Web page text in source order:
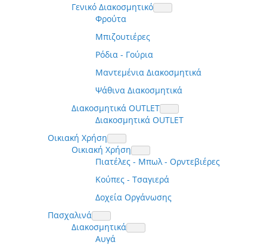
Γενικό Διακοσμητικό
Φρούτα
Μπιζουτιέρες
Ρόδια - Γούρια
Μαντεμένια Διακοσμητικά
Ψάθινα Διακοσμητικά
Διακοσμητικά OUTLET
Διακοσμητικά OUTLET
Οικιακή Χρήση
Οικιακή Χρήση
Πιατέλες - Μπωλ - Ορντεβιέρες
Κούπες - Τσαγιερά
Δοχεία Οργάνωσης
Πασχαλινά
Διακοσμητικά
Αυγά